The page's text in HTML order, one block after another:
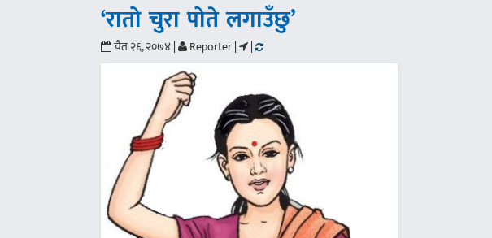
‘रातो चुरा पोते लगाउँछु’
चैत २६, २०७४ | Reporter | |